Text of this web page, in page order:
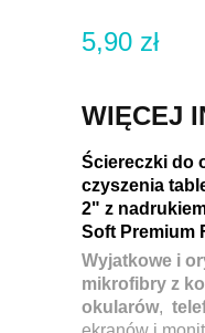
5,90 zł
WIĘCEJ
Ściereczki do
czyszenia
2" z
Soft Premium
Wyjatkowe i
mikrofibry z
okularów,